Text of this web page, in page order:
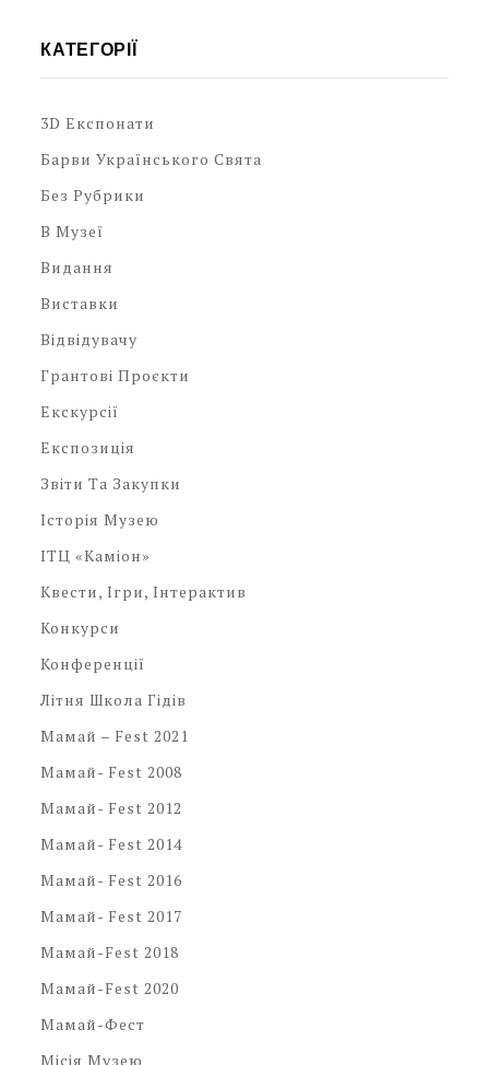
КАТЕГОРІЇ
3D Експонати
Барви Українського Свята
Без Рубрики
В Музеї
Видання
Виставки
Відвідувачу
Грантові Проєкти
Екскурсії
Експозиція
Звіти Та Закупки
Історія Музею
ІТЦ «Каміон»
Квести, Ігри, Інтерактив
Конкурси
Конференції
Літня Школа Гідів
Мамай – Fest 2021
Мамай- Fest 2008
Мамай- Fest 2012
Мамай- Fest 2014
Мамай- Fest 2016
Мамай- Fest 2017
Мамай-Fest 2018
Мамай-Fest 2020
Мамай-Фест
Місія Музею